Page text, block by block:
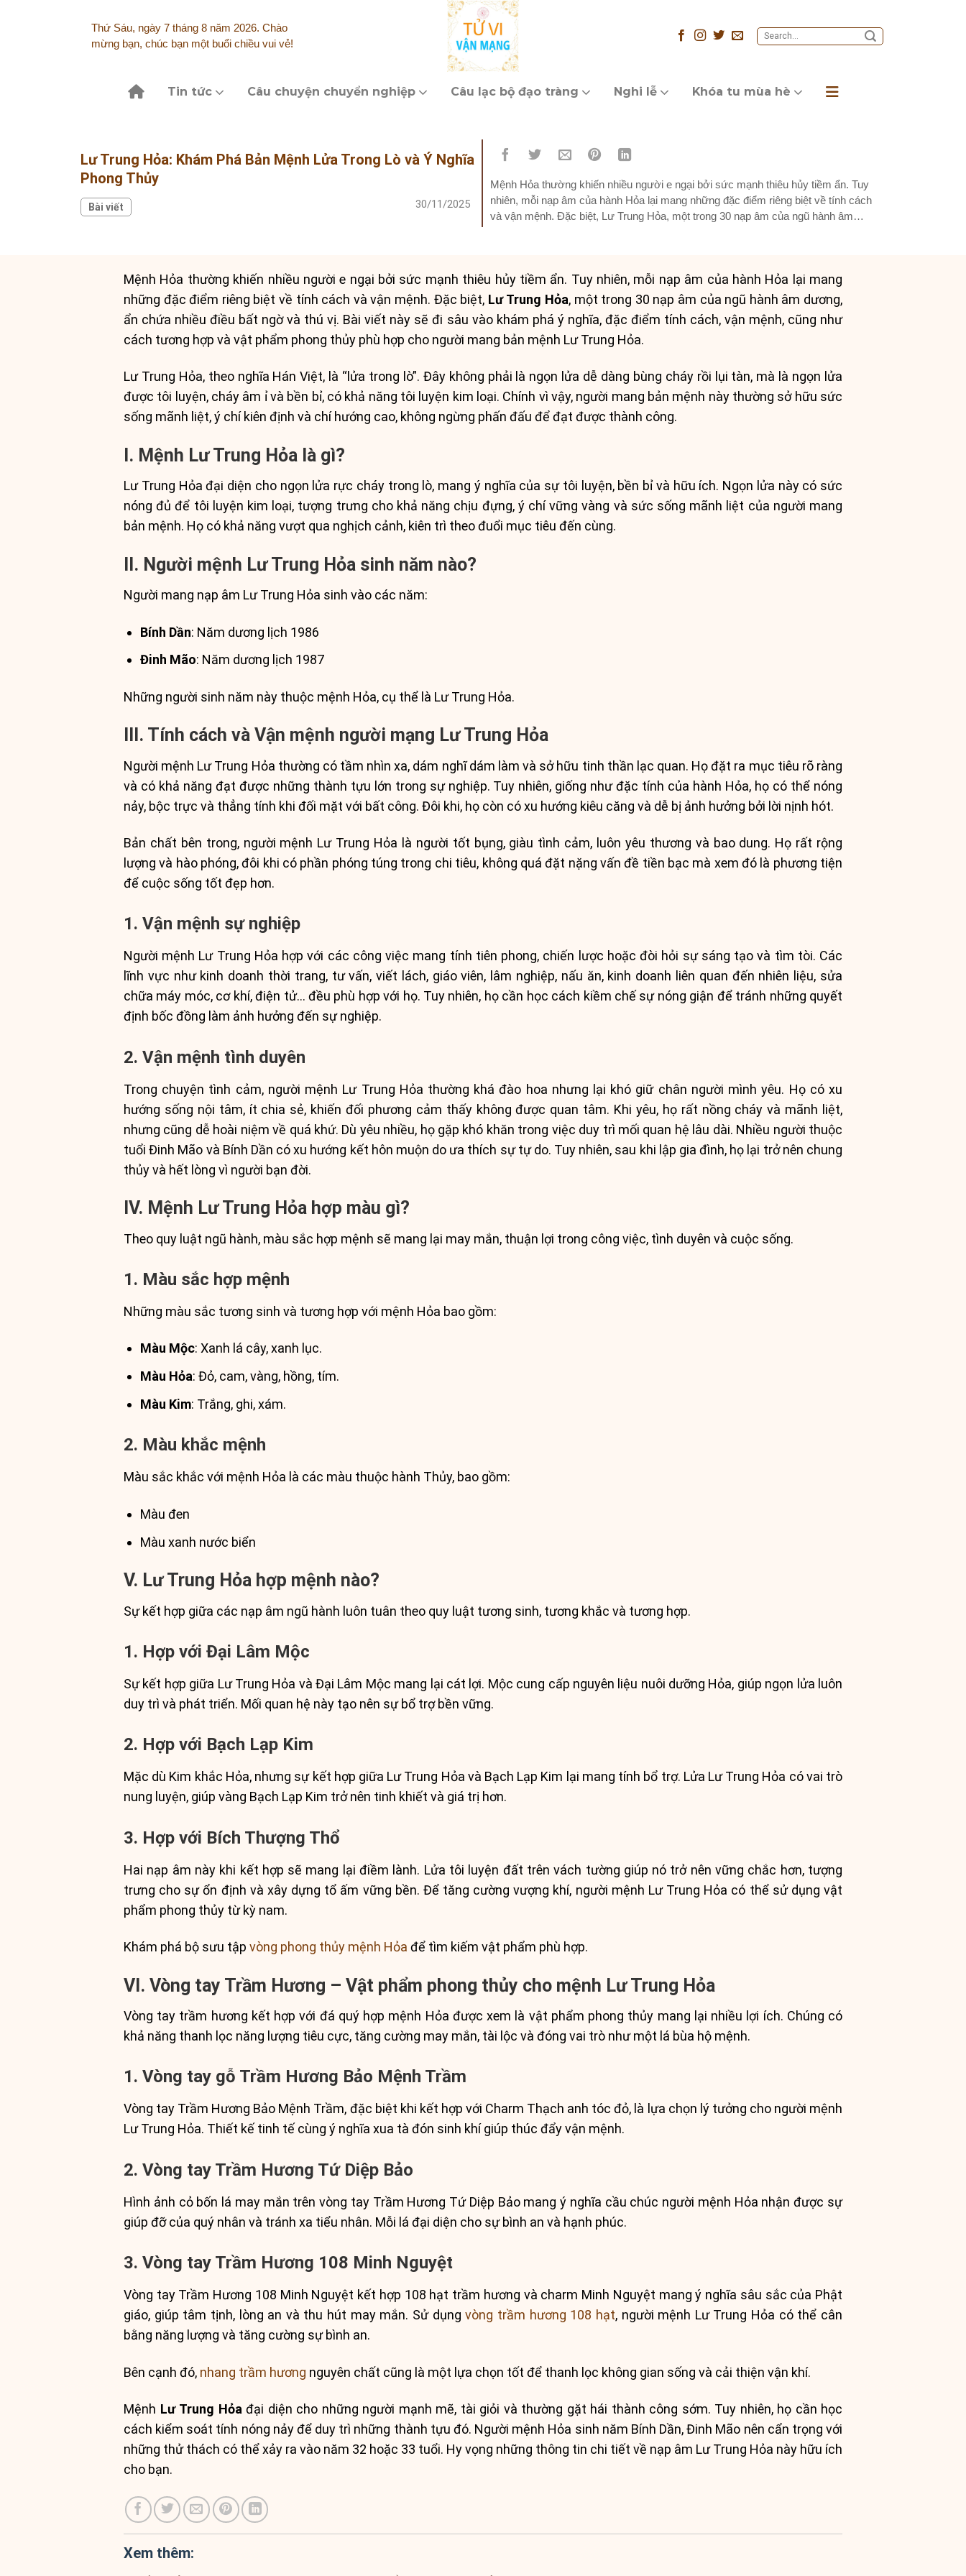
Thứ Sáu, ngày 7 tháng 8 năm 2026. Chào
mừng bạn, chúc bạn một buổi chiều vui vẻ!
Tin tức Câu chuyện chuyển nghiệp Câu lạc bộ đạo tràng Nghi lễ Khóa tu mùa hè
Lư Trung Hỏa: Khám Phá Bản Mệnh Lửa Trong Lò và Ý Nghĩa
Phong Thủy
Bài viết 30/11/2025
Mệnh Hỏa thường khiến nhiều người e ngại bởi sức mạnh thiêu hủy tiềm ẩn. Tuy
nhiên, mỗi nạp âm của hành Hỏa lại mang những đặc điểm riêng biệt về tính cách
và vận mệnh. Đặc biệt, Lư Trung Hỏa, một trong 30 nạp âm của ngũ hành âm
Mệnh Hỏa thường khiến nhiều người e ngại bởi sức mạnh thiêu hủy tiềm ẩn. Tuy nhiên, mỗi nạp âm của hành Hỏa lại mang
những đặc điểm riêng biệt về tính cách và vận mệnh. Đặc biệt, Lư Trung Hỏa, một trong 30 nạp âm của ngũ hành âm dương,
ẩn chứa nhiều điều bất ngờ và thú vị. Bài viết này sẽ đi sâu vào khám phá ý nghĩa, đặc điểm tính cách, vận mệnh, cũng như
cách tương hợp và vật phẩm phong thủy phù hợp cho người mang bản mệnh Lư Trung Hỏa.
Lư Trung Hỏa, theo nghĩa Hán Việt, là “lửa trong lò”. Đây không phải là ngọn lửa dễ dàng bùng cháy rồi lụi tàn, mà là ngọn lửa
được tôi luyện, cháy âm ỉ và bền bỉ, có khả năng tôi luyện kim loại. Chính vì vậy, người mang bản mệnh này thường sở hữu sức
sống mãnh liệt, ý chí kiên định và chí hướng cao, không ngừng phấn đấu để đạt được thành công.
I. Mệnh Lư Trung Hỏa là gì?
Lư Trung Hỏa đại diện cho ngọn lửa rực cháy trong lò, mang ý nghĩa của sự tôi luyện, bền bỉ và hữu ích. Ngọn lửa này có sức
nóng đủ để tôi luyện kim loại, tượng trưng cho khả năng chịu đựng, ý chí vững vàng và sức sống mãnh liệt của người mang
bản mệnh. Họ có khả năng vượt qua nghịch cảnh, kiên trì theo đuổi mục tiêu đến cùng.
II. Người mệnh Lư Trung Hỏa sinh năm nào?
Người mang nạp âm Lư Trung Hỏa sinh vào các năm:
Bính Dần: Năm dương lịch 1986
Đinh Mão: Năm dương lịch 1987
Những người sinh năm này thuộc mệnh Hỏa, cụ thể là Lư Trung Hỏa.
III. Tính cách và Vận mệnh người mạng Lư Trung Hỏa
Người mệnh Lư Trung Hỏa thường có tầm nhìn xa, dám nghĩ dám làm và sở hữu tinh thần lạc quan. Họ đặt ra mục tiêu rõ ràng
và có khả năng đạt được những thành tựu lớn trong sự nghiệp. Tuy nhiên, giống như đặc tính của hành Hỏa, họ có thể nóng
nảy, bộc trực và thẳng tính khi đối mặt với bất công. Đôi khi, họ còn có xu hướng kiêu căng và dễ bị ảnh hưởng bởi lời nịnh hót.
Bản chất bên trong, người mệnh Lư Trung Hỏa là người tốt bụng, giàu tình cảm, luôn yêu thương và bao dung. Họ rất rộng
lượng và hào phóng, đôi khi có phần phóng túng trong chi tiêu, không quá đặt nặng vấn đề tiền bạc mà xem đó là phương tiện
để cuộc sống tốt đẹp hơn.
1. Vận mệnh sự nghiệp
Người mệnh Lư Trung Hỏa hợp với các công việc mang tính tiên phong, chiến lược hoặc đòi hỏi sự sáng tạo và tìm tòi. Các
lĩnh vực như kinh doanh thời trang, tư vấn, viết lách, giáo viên, lâm nghiệp, nấu ăn, kinh doanh liên quan đến nhiên liệu, sửa
chữa máy móc, cơ khí, điện tử… đều phù hợp với họ. Tuy nhiên, họ cần học cách kiềm chế sự nóng giận để tránh những quyết
định bốc đồng làm ảnh hưởng đến sự nghiệp.
2. Vận mệnh tình duyên
Trong chuyện tình cảm, người mệnh Lư Trung Hỏa thường khá đào hoa nhưng lại khó giữ chân người mình yêu. Họ có xu
hướng sống nội tâm, ít chia sẻ, khiến đối phương cảm thấy không được quan tâm. Khi yêu, họ rất nồng cháy và mãnh liệt,
nhưng cũng dễ hoài niệm về quá khứ. Dù yêu nhiều, họ gặp khó khăn trong việc duy trì mối quan hệ lâu dài. Nhiều người thuộc
tuổi Đinh Mão và Bính Dần có xu hướng kết hôn muộn do ưa thích sự tự do. Tuy nhiên, sau khi lập gia đình, họ lại trở nên chung
thủy và hết lòng vì người bạn đời.
IV. Mệnh Lư Trung Hỏa hợp màu gì?
Theo quy luật ngũ hành, màu sắc hợp mệnh sẽ mang lại may mắn, thuận lợi trong công việc, tình duyên và cuộc sống.
1. Màu sắc hợp mệnh
Những màu sắc tương sinh và tương hợp với mệnh Hỏa bao gồm:
Màu Mộc: Xanh lá cây, xanh lục.
Màu Hỏa: Đỏ, cam, vàng, hồng, tím.
Màu Kim: Trắng, ghi, xám.
2. Màu khắc mệnh
Màu sắc khắc với mệnh Hỏa là các màu thuộc hành Thủy, bao gồm:
Màu đen
Màu xanh nước biển
V. Lư Trung Hỏa hợp mệnh nào?
Sự kết hợp giữa các nạp âm ngũ hành luôn tuân theo quy luật tương sinh, tương khắc và tương hợp.
1. Hợp với Đại Lâm Mộc
Sự kết hợp giữa Lư Trung Hỏa và Đại Lâm Mộc mang lại cát lợi. Mộc cung cấp nguyên liệu nuôi dưỡng Hỏa, giúp ngọn lửa luôn
duy trì và phát triển. Mối quan hệ này tạo nên sự bổ trợ bền vững.
2. Hợp với Bạch Lạp Kim
Mặc dù Kim khắc Hỏa, nhưng sự kết hợp giữa Lư Trung Hỏa và Bạch Lạp Kim lại mang tính bổ trợ. Lửa Lư Trung Hỏa có vai trò
nung luyện, giúp vàng Bạch Lạp Kim trở nên tinh khiết và giá trị hơn.
3. Hợp với Bích Thượng Thổ
Hai nạp âm này khi kết hợp sẽ mang lại điềm lành. Lửa tôi luyện đất trên vách tường giúp nó trở nên vững chắc hơn, tượng
trưng cho sự ổn định và xây dựng tổ ấm vững bền. Để tăng cường vượng khí, người mệnh Lư Trung Hỏa có thể sử dụng vật
phẩm phong thủy từ kỳ nam.
Khám phá bộ sưu tập vòng phong thủy mệnh Hỏa để tìm kiếm vật phẩm phù hợp.
VI. Vòng tay Trầm Hương – Vật phẩm phong thủy cho mệnh Lư Trung Hỏa
Vòng tay trầm hương kết hợp với đá quý hợp mệnh Hỏa được xem là vật phẩm phong thủy mang lại nhiều lợi ích. Chúng có
khả năng thanh lọc năng lượng tiêu cực, tăng cường may mắn, tài lộc và đóng vai trò như một lá bùa hộ mệnh.
1. Vòng tay gỗ Trầm Hương Bảo Mệnh Trầm
Vòng tay Trầm Hương Bảo Mệnh Trầm, đặc biệt khi kết hợp với Charm Thạch anh tóc đỏ, là lựa chọn lý tưởng cho người mệnh
Lư Trung Hỏa. Thiết kế tinh tế cùng ý nghĩa xua tà đón sinh khí giúp thúc đẩy vận mệnh.
2. Vòng tay Trầm Hương Tứ Diệp Bảo
Hình ảnh cỏ bốn lá may mắn trên vòng tay Trầm Hương Tứ Diệp Bảo mang ý nghĩa cầu chúc người mệnh Hỏa nhận được sự
giúp đỡ của quý nhân và tránh xa tiểu nhân. Mỗi lá đại diện cho sự bình an và hạnh phúc.
3. Vòng tay Trầm Hương 108 Minh Nguyệt
Vòng tay Trầm Hương 108 Minh Nguyệt kết hợp 108 hạt trầm hương và charm Minh Nguyệt mang ý nghĩa sâu sắc của Phật
giáo, giúp tâm tịnh, lòng an và thu hút may mắn. Sử dụngvòng trầm hương 108 hạt, người mệnh Lư Trung Hỏa có thể cân
bằng năng lượng và tăng cường sự bình an.
Bên cạnh đó, nhang trầm hương nguyên chất cũng là một lựa chọn tốt để thanh lọc không gian sống và cải thiện vận khí.
Mệnh Lư Trung Hỏa đại diện cho những người mạnh mẽ, tài giỏi và thường gặt hái thành công sớm. Tuy nhiên, họ cần học
cách kiểm soát tính nóng nảy để duy trì những thành tựu đó. Người mệnh Hỏa sinh năm Bính Dần, Đinh Mão nên cẩn trọng với
những thử thách có thể xảy ra vào năm 32 hoặc 33 tuổi. Hy vọng những thông tin chi tiết về nạp âm Lư Trung Hỏa này hữu ích
cho bạn.
Xem thêm: